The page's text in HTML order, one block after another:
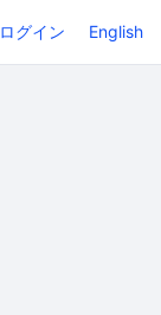
ログイン English